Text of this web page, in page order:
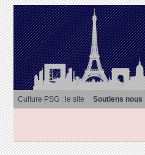
Culture PSG : le site Soutiens nous